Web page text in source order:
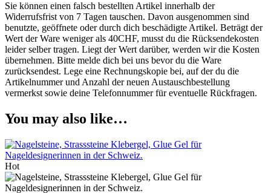
Sie können einen falsch bestellten Artikel innerhalb der
Widerrufsfrist von 7 Tagen tauschen. Davon ausgenommen sind
benutzte, geöffnete oder durch dich beschädigte Artikel. Beträgt der
Wert der Ware weniger als 40CHF, musst du die Rücksendekosten
leider selber tragen. Liegt der Wert darüber, werden wir die Kosten
übernehmen. Bitte melde dich bei uns bevor du die Ware
zurücksendest. Lege eine Rechnungskopie bei, auf der du die
Artikelnummer und Anzahl der neuen Austauschbestellung
vermerkst sowie deine Telefonnummer für eventuelle Rückfragen.
You may also like…
Hot